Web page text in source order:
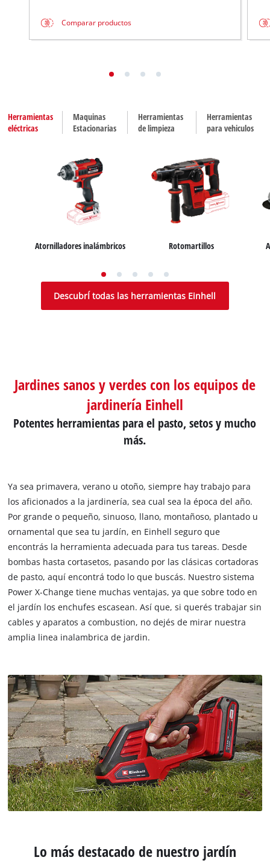
Comparar productos
Herramientas
eléctricas
Maquinas
Estacionarias
Herramientas
de limpieza
Herramientas
para vehiculos
Atornilladores inalámbricos Rotomartillos
Sierras fijas Compresores de aire
Aspiradores en seco y húmedo
Pulidoras
DescubrÍ todas las herramientas Einhell
Jardines sanos y verdes con los equipos de
jardinería Einhell
Potentes herramientas para el pasto, setos y mucho
más.
Ya sea primavera, verano u otoño, siempre hay trabajo para
los aficionados a la jardinería, sea cual sea la época del año.
Por grande o pequeño, sinuoso, llano, montañoso, plantado u
ornamental que sea tu jardín, en Einhell seguro que
encontrás la herramienta adecuada para tus tareas. Desde
bombas hasta cortasetos, pasando por las clásicas cortadoras
de pasto, aquí encontrá todo lo que buscás. Nuestro sistema
Power X-Change tiene muchas ventajas, ya que sobre todo en
el jardín los enchufes escasean. Así que, si querés trabajar sin
cables y aparatos a combustion, no dejés de mirar nuestra
amplia linea inalambrica de jardin.
Lo más destacado de nuestro jardín